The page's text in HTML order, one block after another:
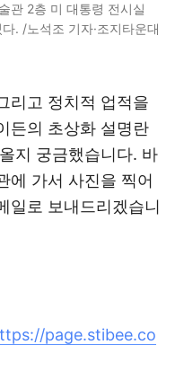
관 2층 미 대통령 전시실
. /노석조 기자·조지타운대
리고 정치적 업적을
든의 초상화 설명란
지 궁금했습니다. 바
에 가서 사진을 찍어
일로 보내드리겠습니
page.stibee.co